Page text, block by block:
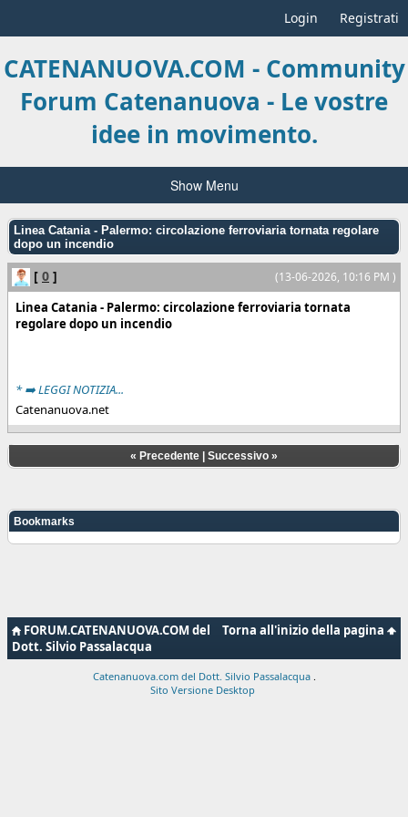
Login Registrati
CATENANUOVA.COM - Community
Forum Catenanuova - Le vostre
idee in movimento.
Show Menu
Linea Catania - Palermo: circolazione ferroviaria tornata regolare
dopo un incendio
(13-06-2026, 10:16 PM )
[ 0 ]
Linea Catania - Palermo: circolazione ferroviaria tornata
regolare dopo un incendio
* ➡️ LEGGI NOTIZIA...
Catenanuova.net
« Precedente Successivo »
Bookmarks
Torna all'inizio della pagina
FORUM.CATENANUOVA.COM del
Dott. Silvio Passalacqua
Catenanuova.com del Dott. Silvio Passalacqua
Sito Versione Desktop